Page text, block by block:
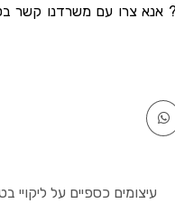
עיצומים כספיים על ליקויי